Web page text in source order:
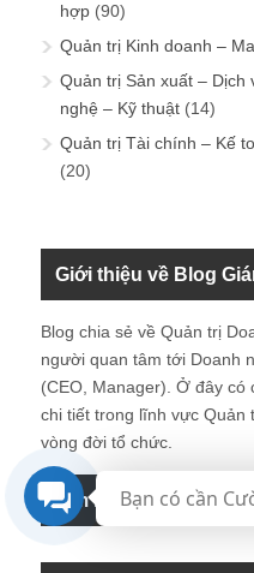
hợp (90)
Quản trị Kinh doanh –
Quản trị Sản xuất – Dịch
nghệ – Kỹ thuật (14)
Quản trị Tài chính – Kế
(20)
Giới thiệu về Blog
Blog chia sẻ về Quản trị
người quan tâm tới Doanh
(CEO, Manager). Ở đây có
chi tiết trong lĩnh vực Quản
vòng đời tổ chức.
Tìm kiếm trên blog
Bạn có cần